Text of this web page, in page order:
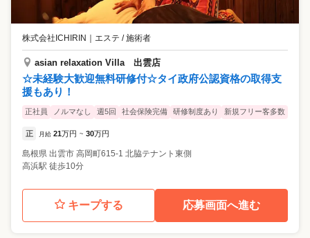
株式会社ICHIRIN ｜ エステ / 施術者
asian relaxation Villa 出雲店
☆未経験大歓迎無料研修付☆タイ政府公認資格の取得支
援もあり！
正社員 ノルマなし 週5回 社会保険完備 研修制度あり 新規フリー客多数
正 月給 21万円 ~ 30万円
島根県 出雲市 高岡町615-1 北脇テナント東側
高浜駅 徒歩10分
キープする 応募画面へ進む